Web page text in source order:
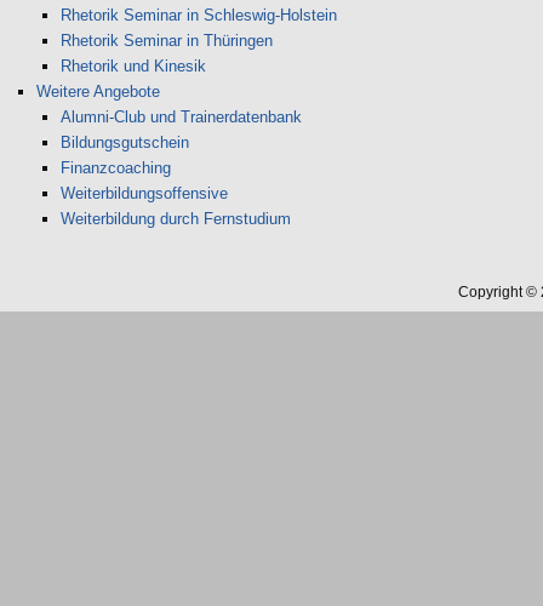
Rhetorik Seminar in Schleswig-Holstein
Rhetorik Seminar in Thüringen
Rhetorik und Kinesik
Weitere Angebote
Alumni-Club und Trainerdatenbank
Bildungsgutschein
Finanzcoaching
Weiterbildungsoffensive
Weiterbildung durch Fernstudium
Copyright ©